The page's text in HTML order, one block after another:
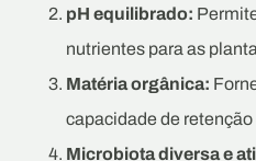
pH equilibrado:
nutrientes para as
Matéria orgânica:
capacidade de retenção
Microbiota diversa e